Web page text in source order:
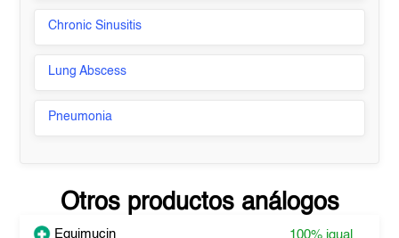
Chronic Sinusitis
Lung Abscess
Pneumonia
Otros productos análogos
Equimucin 100% igual